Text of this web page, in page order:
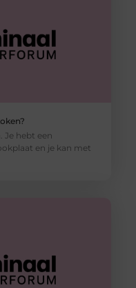
Je hebt een
en je kan met